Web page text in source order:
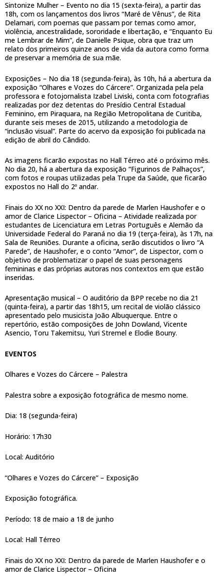
Sintonize Mulher – Evento no dia 15 (sexta-feira), a partir das
18h, com os lançamentos dos livros “Maré de Vênus”, de Rita
Delamari, com poemas que passam por temas como amor,
violência, ancestralidade, sororidade e libertação, e “Enquanto Eu
me Lembrar de Mim”, de Danielle Psique, obra que traz um
relato dos primeiros quinze anos de vida da autora como forma
de preservar a memória de sua mãe.
Exposições – No dia 18 (segunda-feira), às 10h, há a abertura da
exposição “Olhares e Vozes do Cárcere”. Organizada pela pela
professora e fotojornalista Izabel Liviski, conta com fotografias
realizadas por dez detentas do Presídio Central Estadual
Feminino, em Piraquara, na Região Metropolitana de Curitiba,
durante seis meses de 2015, utilizando a metodologia de
“inclusão visual”. Parte do acervo da exposição foi publicada na
edição de abril do Cândido.
As imagens ficarão expostas no Hall Térreo até o próximo mês.
No dia 20, há a abertura da exposição “Figurinos de Palhaços”,
com fotos e roupas utilizadas pela Trupe da Saúde, que ficarão
expostos no Hall do 2º andar.
Finais do XX no XXI: Dentro da parede de Marlen Haushofer e o
amor de Clarice Lispector – Oficina – Atividade realizada por
estudantes de Licenciatura em Letras Português e Alemão da
Universidade Federal do Paraná no dia 19 (terça-feira), às 17h, na
Sala de Reuniões. Durante a oficina, serão discutidos o livro “A
Parede”, de Haushofer, e o conto “Amor”, de Lispector, com o
objetivo de problematizar o papel de suas personagens
femininas e das próprias autoras nos contextos em que estão
inseridas.
Apresentação musical – O auditório da BPP recebe no dia 21
(quinta-feira), a partir das 18h15, um recital de violão clássico
apresentado pelo musicista João Albuquerque. Entre o
repertório, estão composições de John Dowland, Vicente
Asencio, Toru Takemitsu, Yuri Stremel e Elodie Bouny.
EVENTOS
Olhares e Vozes do Cárcere – Palestra
Palestra sobre a exposição fotográfica de mesmo nome.
Dia: 18 (segunda-feira)
Horário: 17h30
Local: Auditório
“Olhares e Vozes do Cárcere” – Exposição
Exposição fotográfica.
Período: 18 de maio a 18 de junho
Local: Hall Térreo
Finais do XX no XXI: Dentro da parede de Marlen Haushofer e o
amor de Clarice Lispector – Oficina